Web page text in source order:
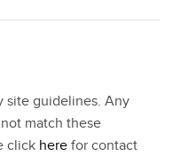
site guidelines. Any
match these
click here for contact